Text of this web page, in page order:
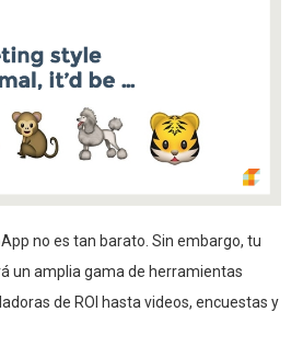
no es tan barato. Sin embargo, tu
un amplia gama de herramientas
de ROI hasta videos, encuestas y